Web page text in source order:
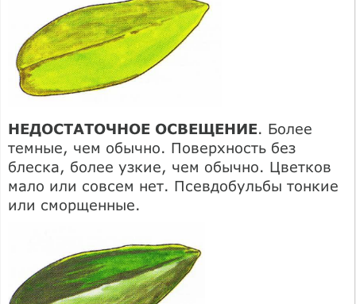
НЕДОСТАТОЧНОЕ ОСВЕЩЕНИЕ. Более
темные, чем обычно. Поверхность без
блеска, более узкие, чем обычно. Цветков
мало или совсем нет. Псевдобульбы тонкие
или сморщенные.